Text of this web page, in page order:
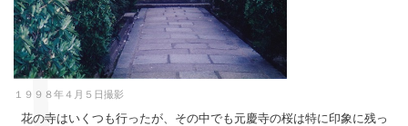
１９９８年４月５日撮影
花の寺はいくつも行ったが、その中でも元慶寺の桜は特に印象に残っ